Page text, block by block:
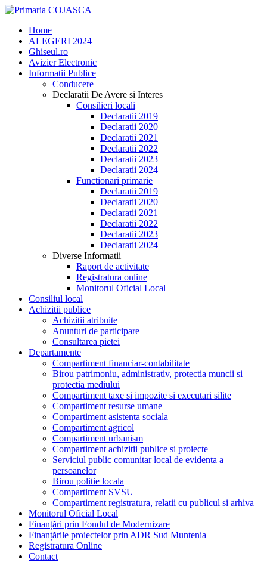
Home
ALEGERI 2024
Ghiseul.ro
Avizier Electronic
Informatii Publice
Conducere
Declaratii De Avere si Interes
Consilieri locali
Declaratii 2019
Declaratii 2020
Declaratii 2021
Declaratii 2022
Declaratii 2023
Declaratii 2024
Functionari primarie
Declaratii 2019
Declaratii 2020
Declaratii 2021
Declaratii 2022
Declaratii 2023
Declaratii 2024
Diverse Informatii
Raport de activitate
Registratura online
Monitorul Oficial Local
Consiliul local
Achizitii publice
Achizitii atribuite
Anunturi de participare
Consultarea pietei
Departamente
Compartiment financiar-contabilitate
Birou patrimoniu, administrativ, protectia muncii si
protectia mediului
Compartiment taxe si impozite si executari silite
Compartiment resurse umane
Compartiment asistenta sociala
Compartiment agricol
Compartiment urbanism
Compartiment achizitii publice si proiecte
Serviciul public comunitar local de evidenta a
persoanelor
Birou politie locala
Compartiment SVSU
Compartiment registratura, relatii cu publicul si arhiva
Monitorul Oficial Local
Finanțări prin Fondul de Modernizare
Finanțările proiectelor prin ADR Sud Muntenia
Registratura Online
Contact